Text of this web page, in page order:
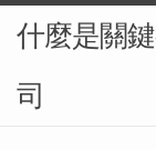
什麼是關
司